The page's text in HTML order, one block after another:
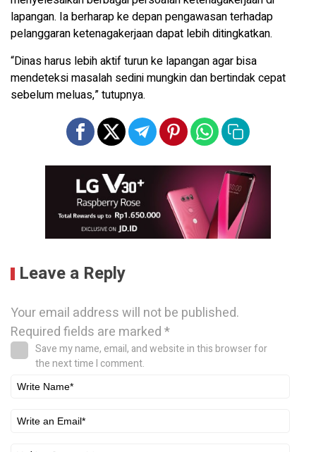
lapangan. Ia berharap ke depan pengawasan terhadap
pelanggaran ketenagakerjaan dapat lebih ditingkatkan.
“Dinas harus lebih aktif turun ke lapangan agar bisa
mendeteksi masalah sedini mungkin dan bertindak cepat
sebelum meluas,” tutupnya.
Leave a Reply
Your email address will not be published.
Required fields are marked*
Save my name, email, and website in this browser for
the next time I comment.